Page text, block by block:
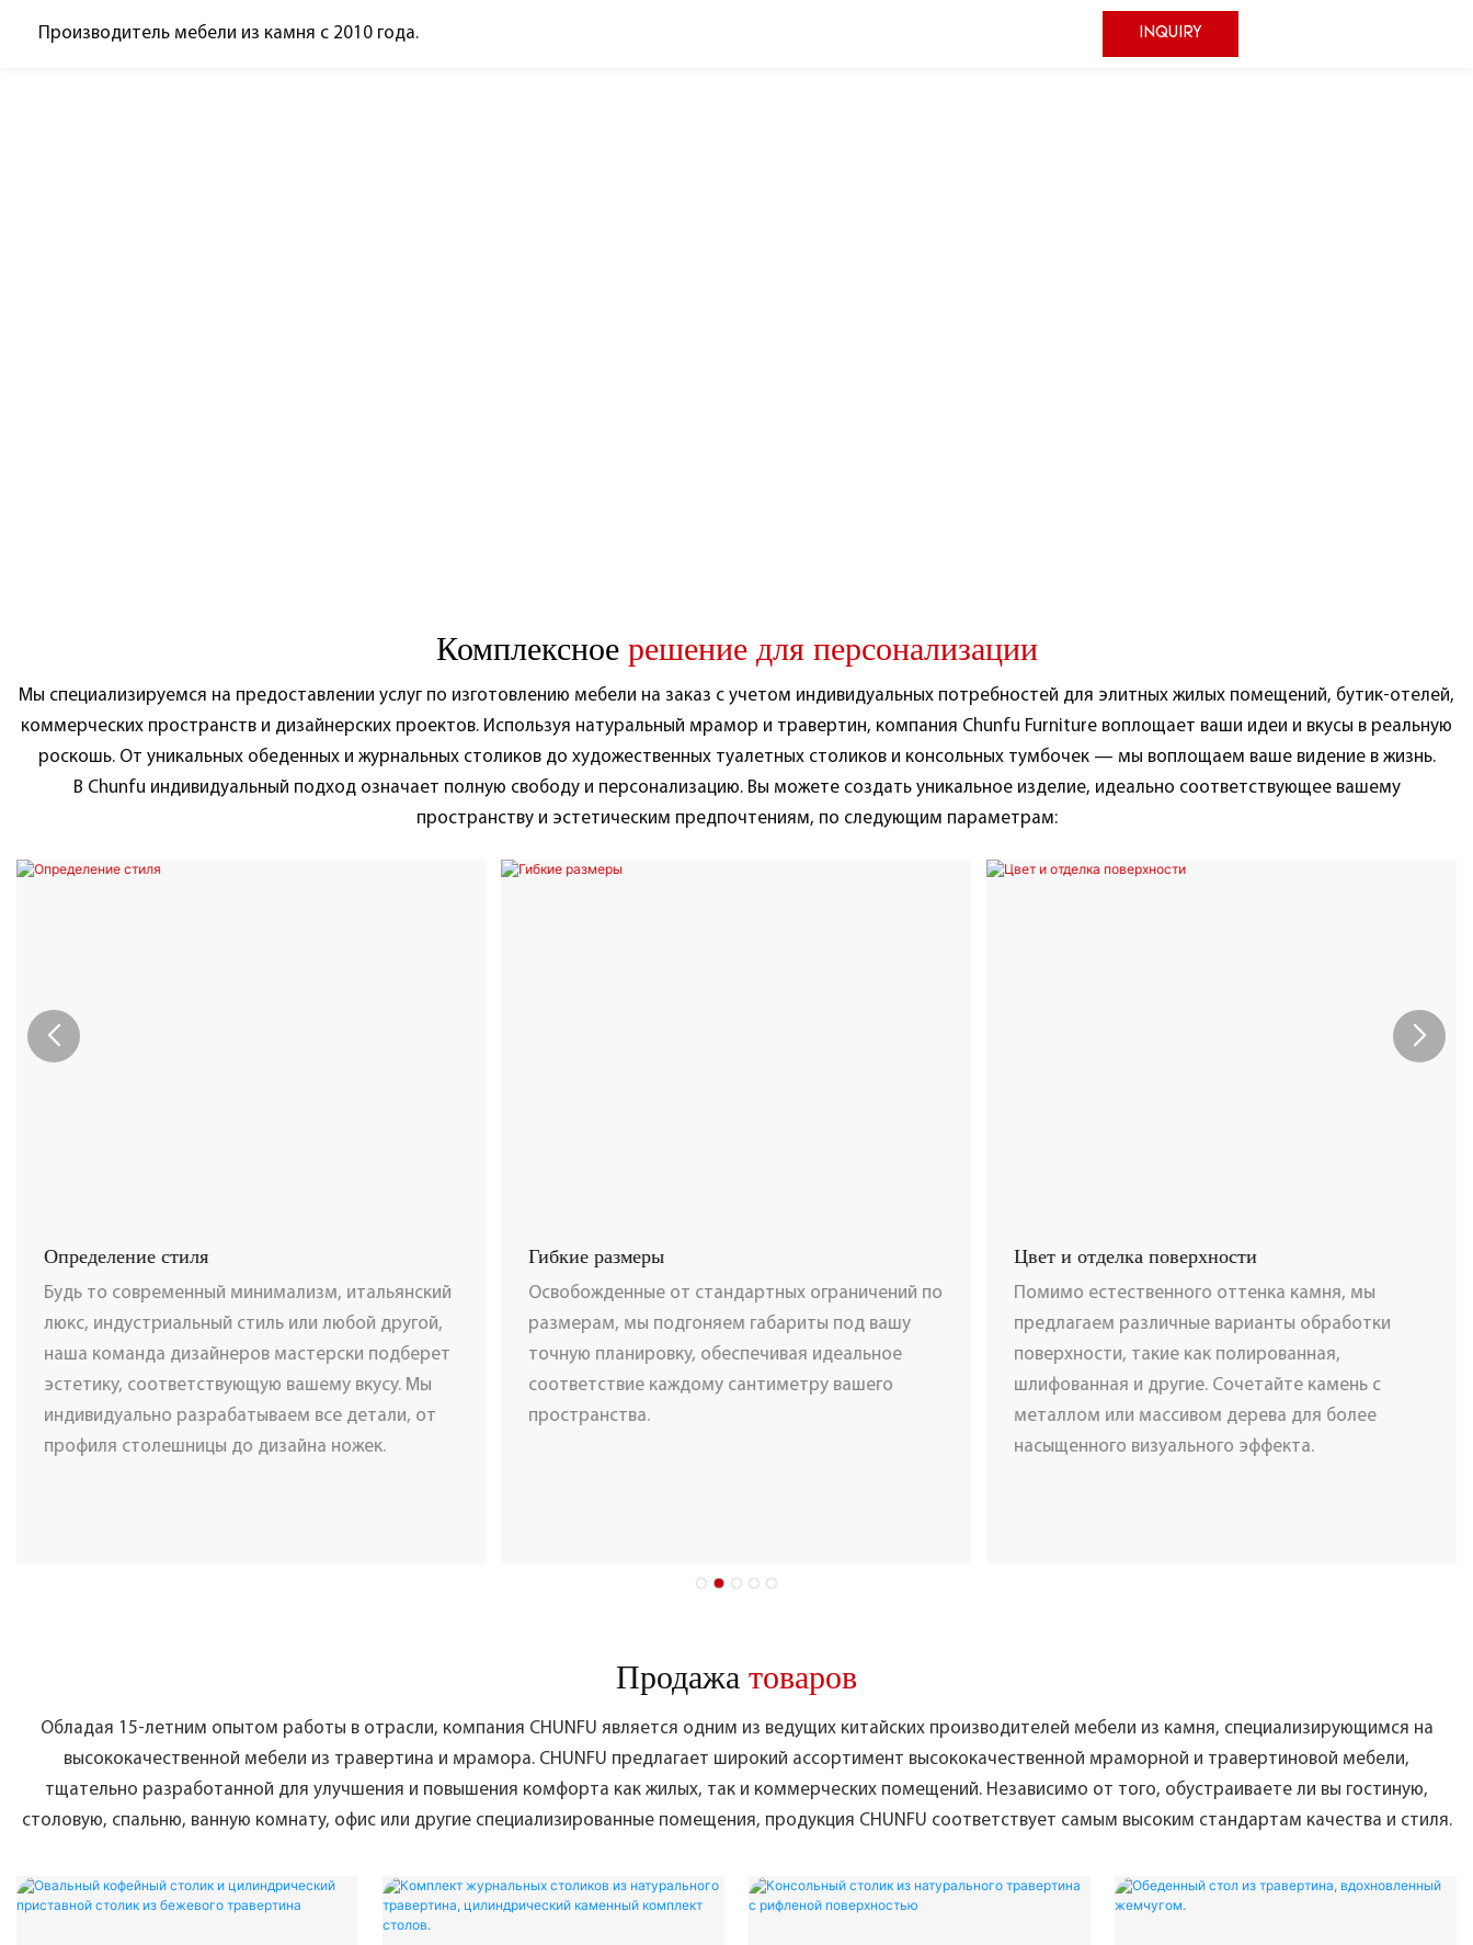
Производитель мебели из камня с 2010 года. INQUIRY
Комплексноерешение для персонализации
Мы специализируемся на предоставлении услуг по изготовлению мебели на заказ с учетом индивидуальных потребностей для элитных жилых помещений, бутик-отелей,
коммерческих пространств и дизайнерских проектов. Используя натуральный мрамор и травертин, компания Chunfu Furniture воплощает ваши идеи и вкусы в реальную
роскошь. От уникальных обеденных и журнальных столиков до художественных туалетных столиков и консольных тумбочек — мы воплощаем ваше видение в жизнь.
В Chunfu индивидуальный подход означает полную свободу и персонализацию. Вы можете создать уникальное изделие, идеально соответствующее вашему
пространству и эстетическим предпочтениям, по следующим параметрам:
Определение стиля
Будь то современный минимализм, итальянский
люкс, индустриальный стиль или любой другой,
наша команда дизайнеров мастерски подберет
эстетику, соответствующую вашему вкусу. Мы
индивидуально разрабатываем все детали, от
профиля столешницы до дизайна ножек.
Гибкие размеры
Освобожденные от стандартных ограничений по
размерам, мы подгоняем габариты под вашу
точную планировку, обеспечивая идеальное
соответствие каждому сантиметру вашего
пространства.
Цвет и отделка поверхности
Помимо естественного оттенка камня, мы
предлагаем различные варианты обработки
поверхности, такие как полированная,
шлифованная и другие. Сочетайте камень с
металлом или массивом дерева для более
насыщенного визуального эффекта.
Продажа товаров
Обладая 15-летним опытом работы в отрасли, компания CHUNFU является одним из ведущих китайских производителей мебели из камня, специализирующимся на
высококачественной мебели из травертина и мрамора. CHUNFU предлагает широкий ассортимент высококачественной мраморной и травертиновой мебели,
тщательно разработанной для улучшения и повышения комфорта как жилых, так и коммерческих помещений. Независимо от того, обустраиваете ли вы гостиную,
столовую, спальню, ванную комнату, офис или другие специализированные помещения, продукция CHUNFU соответствует самым высоким стандартам качества и стиля.